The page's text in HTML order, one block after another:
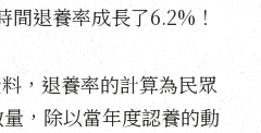
退養率成長了6.2%！
，退養率的計算為民眾
，除以當年度認養的動